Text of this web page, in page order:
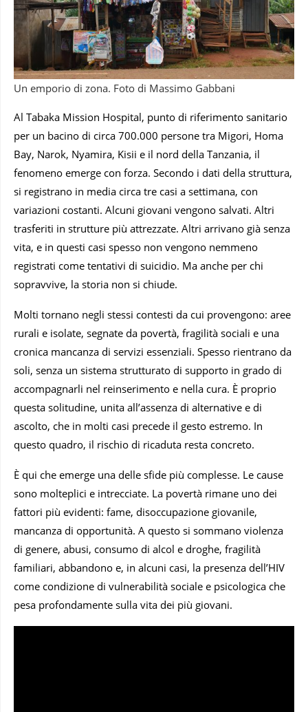
Un emporio di zona. Foto di Massimo Gabbani
Al Tabaka Mission Hospital, punto di riferimento sanitario
per un bacino di circa 700.000 persone tra Migori, Homa
Bay, Narok, Nyamira, Kisii e il nord della Tanzania, il
fenomeno emerge con forza. Secondo i dati della struttura,
si registrano in media circa tre casi a settimana, con
variazioni costanti. Alcuni giovani vengono salvati. Altri
trasferiti in strutture più attrezzate. Altri arrivano già senza
vita, e in questi casi spesso non vengono nemmeno
registrati come tentativi di suicidio. Ma anche per chi
sopravvive, la storia non si chiude.
Molti tornano negli stessi contesti da cui provengono: aree
rurali e isolate, segnate da povertà, fragilità sociali e una
cronica mancanza di servizi essenziali. Spesso rientrano da
soli, senza un sistema strutturato di supporto in grado di
accompagnarli nel reinserimento e nella cura. È proprio
questa solitudine, unita all’assenza di alternative e di
ascolto, che in molti casi precede il gesto estremo. In
questo quadro, il rischio di ricaduta resta concreto.
È qui che emerge una delle sfide più complesse. Le cause
sono molteplici e intrecciate. La povertà rimane uno dei
fattori più evidenti: fame, disoccupazione giovanile,
mancanza di opportunità. A questo si sommano violenza
di genere, abusi, consumo di alcol e droghe, fragilità
familiari, abbandono e, in alcuni casi, la presenza dell’HIV
come condizione di vulnerabilità sociale e psicologica che
pesa profondamente sulla vita dei più giovani.